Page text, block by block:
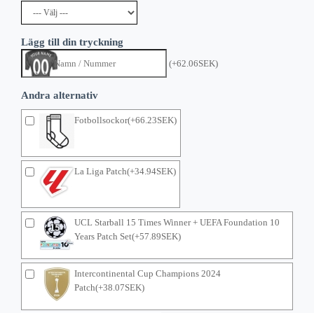
Lägg till din tryckning
(+62.06SEK)
Andra alternativ
Fotbollsockor(+66.23SEK)
La Liga Patch(+34.94SEK)
UCL Starball 15 Times Winner + UEFA Foundation 10
Years Patch Set(+57.89SEK)
Intercontinental Cup Champions 2024
Patch(+38.07SEK)